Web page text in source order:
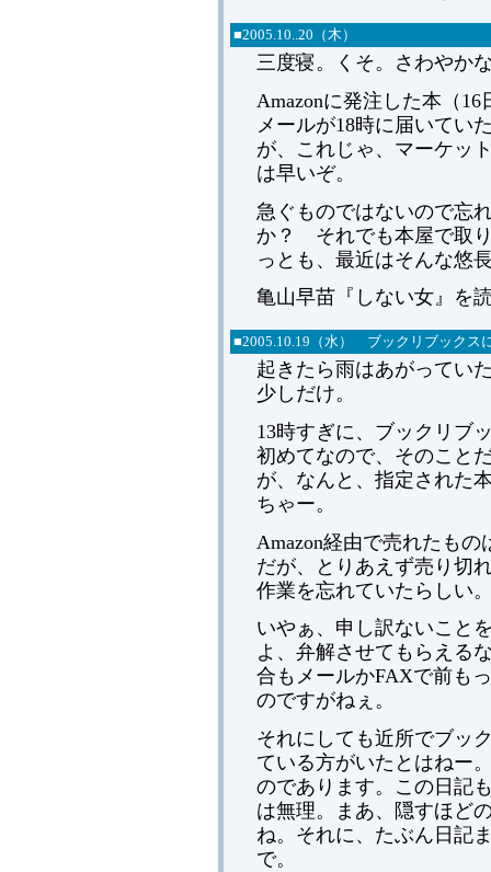
■2005.10..20（木）
三度寝。くそ。さわやか
Amazonに発注した本（
メールが18時に届いてい
が、これじゃ、マーケッ
は早いぞ。
急ぐものではないので忘
か？ それでも本屋で取
っとも、最近はそんな悠
亀山早苗『しない女』を
■2005.10.19（水） ブックリブックス
起きたら雨はあがってい
少しだけ。
13時すぎに、ブックリブ
初めてなので、そのこと
が、なんと、指定された
ちゃー。
Amazon経由で売れたも
だが、とりあえず売り切
作業を忘れていたらしい
いやぁ、申し訳ないこと
よ、弁解させてもらえる
合もメールかFAXで前も
のですがねぇ。
それにしても近所でブッ
ている方がいたとはねー
のであります。この日記
は無理。まあ、隠すほど
ね。それに、たぶん日記
で。